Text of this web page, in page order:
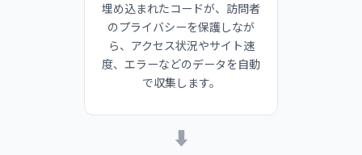
埋め込まれたコードが、訪問者
のプライバシーを保護しなが
ら、アクセス状況やサイト速
度、エラーなどのデータを自動
で収集します。
➡